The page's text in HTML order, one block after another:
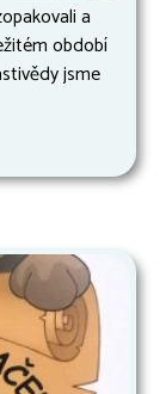
a
období
jsme